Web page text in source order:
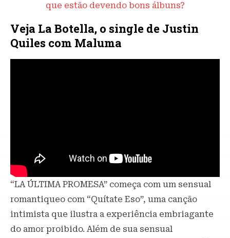
que estão devendo bons álbuns?
Veja La Botella, o single de Justin
Quiles com Maluma
“LA ÚLTIMA PROMESA” começa com um sensual
romantiqueo com “Quítate Eso”, uma canção
intimista que ilustra a experiência embriagante
do amor proibido. Além de sua sensual